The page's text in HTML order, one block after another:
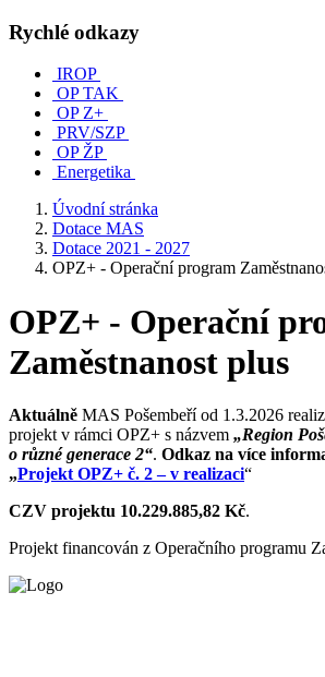
Rychlé odkazy
IROP
OP TAK
OP Z+
PRV/SZP
OP ŽP
Energetika
Úvodní stránka
Dotace MAS
Dotace 2021 - 2027
OPZ+ - Operační program
OPZ+ - Operační
Zaměstnanost plus
Aktuálně MAS Pošembeří od 1.3.2026
projekt v rámci OPZ+ s názvem „Region
o různé generace 2“. Odkaz na více
„Projekt OPZ+ č. 2 – v realizaci“
CZV projektu 10.229.885,82 Kč.
Projekt financován z Operačního programu